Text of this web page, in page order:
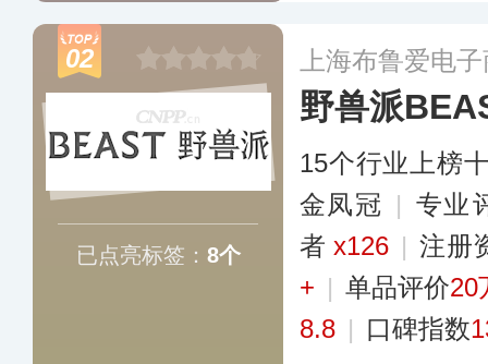
立了十余个采购贸
拥有数百个商场。
02
已点亮标签： 8个
上海布鲁爱电
野兽派
15个行业上榜
金凤冠 | 专业​
者x126 | 注册
+ | 单品评价20
8.8 | 口碑指数